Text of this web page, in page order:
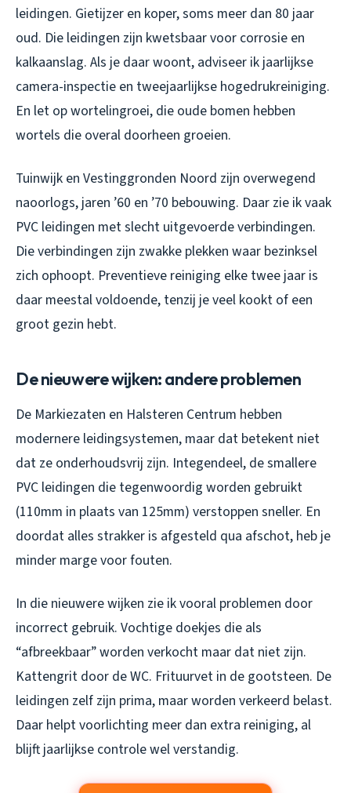
leidingen. Gietijzer en koper, soms meer dan 80 jaar
oud. Die leidingen zijn kwetsbaar voor corrosie en
kalkaanslag. Als je daar woont, adviseer ik jaarlijkse
camera-inspectie en tweejaarlijkse hogedrukreiniging.
En let op wortelingroei, die oude bomen hebben
wortels die overal doorheen groeien.
Tuinwijk en Vestinggronden Noord zijn overwegend
naoorlogs, jaren ’60 en ’70 bebouwing. Daar zie ik vaak
PVC leidingen met slecht uitgevoerde verbindingen.
Die verbindingen zijn zwakke plekken waar bezinksel
zich ophoopt. Preventieve reiniging elke twee jaar is
daar meestal voldoende, tenzij je veel kookt of een
groot gezin hebt.
De nieuwere wijken: andere problemen
De Markiezaten en Halsteren Centrum hebben
modernere leidingsystemen, maar dat betekent niet
dat ze onderhoudsvrij zijn. Integendeel, de smallere
PVC leidingen die tegenwoordig worden gebruikt
(110mm in plaats van 125mm) verstoppen sneller. En
doordat alles strakker is afgesteld qua afschot, heb je
minder marge voor fouten.
In die nieuwere wijken zie ik vooral problemen door
incorrect gebruik. Vochtige doekjes die als
“afbreekbaar” worden verkocht maar dat niet zijn.
Kattengrit door de WC. Frituurvet in de gootsteen. De
leidingen zelf zijn prima, maar worden verkeerd belast.
Daar helpt voorlichting meer dan extra reiniging, al
blijft jaarlijkse controle wel verstandig.